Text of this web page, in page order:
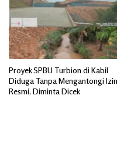
Proyek SPBU Turbion di Kabil
Diduga Tanpa Mengantongi Izin
Resmi, Diminta Dicek